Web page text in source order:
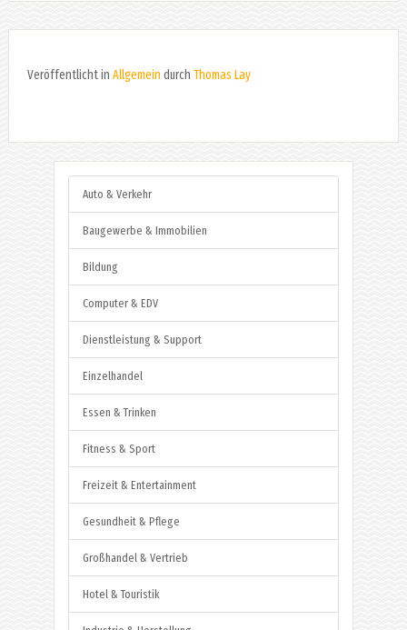
Veröffentlicht in Allgemein durch Thomas Lay
Auto & Verkehr
Baugewerbe & Immobilien
Bildung
Computer & EDV
Dienstleistung & Support
Einzelhandel
Essen & Trinken
Fitness & Sport
Freizeit & Entertainment
Gesundheit & Pflege
Großhandel & Vertrieb
Hotel & Touristik